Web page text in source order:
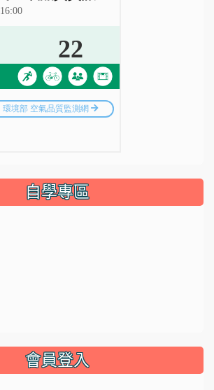
自學專區
https://www.pagamo.org/
會員登入